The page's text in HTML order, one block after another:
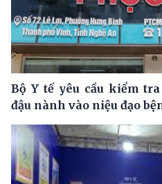
Bộ Y tế yêu cầu kiểm
đậu nành vào niệu đạo